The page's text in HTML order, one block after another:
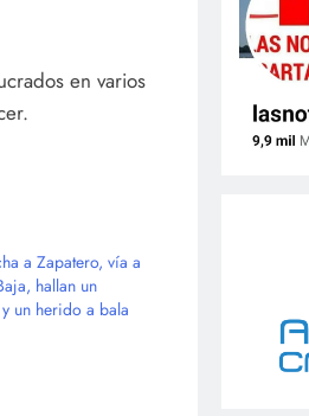
en varios
a Zapatero, vía a
hallan un
un herido a bala